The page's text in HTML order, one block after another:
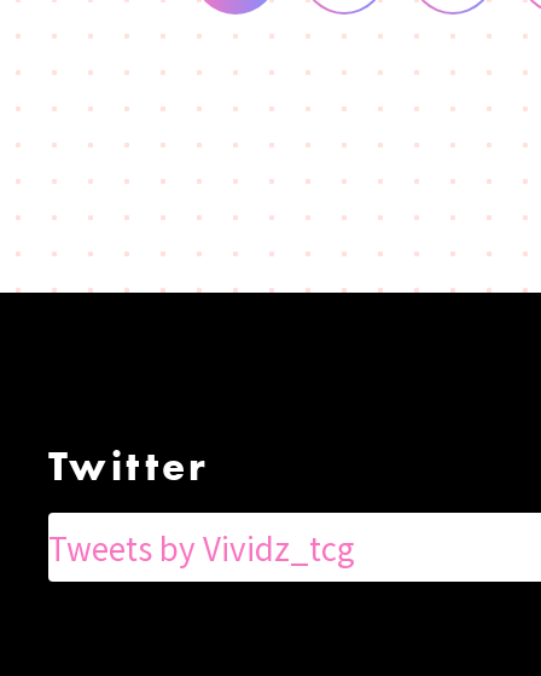
Twitter
Tweets by Vividz_tcg